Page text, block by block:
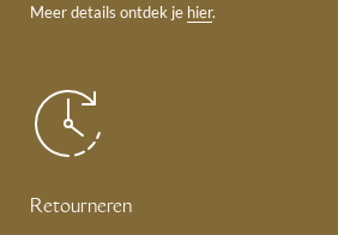
Meer details ontdek je hier.
Retourneren